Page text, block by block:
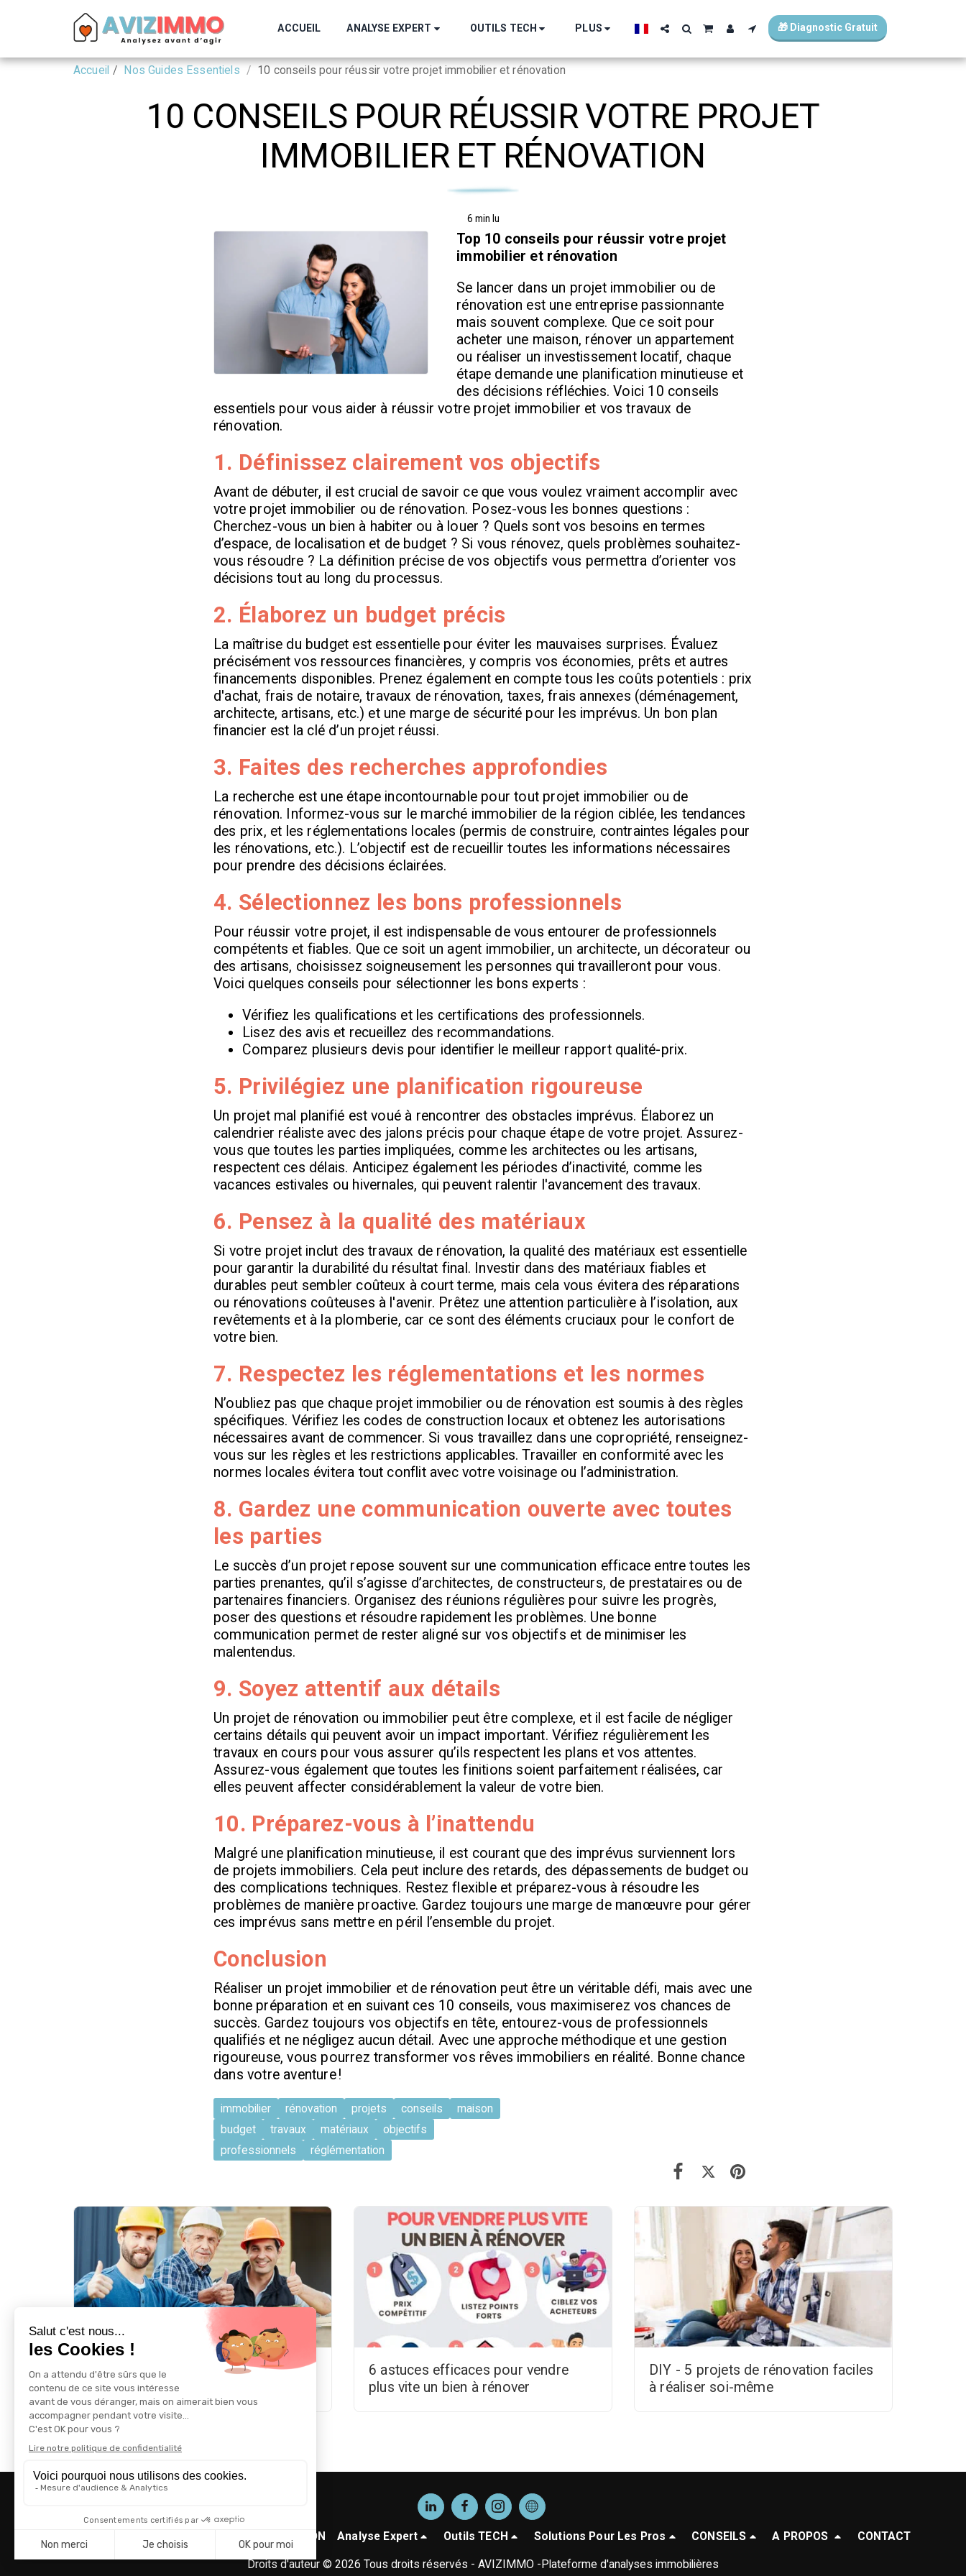
ACCUEIL ANALYSE EXPERT OUTILS TECH PLUS 🎁 Diagnostic Gratuit
Accueil Nos Guides Essentiels 10 conseils pour réussir votre projet immobilier et rénovation
10 CONSEILS POUR RÉUSSIR VOTRE PROJET
IMMOBILIER ET RÉNOVATION
6 min lu
Top 10 conseils pour réussir votre projet
immobilier et rénovation
Se lancer dans un projet immobilier ou de
rénovation est une entreprise passionnante
mais souvent complexe. Que ce soit pour
acheter une maison, rénover un appartement
ou réaliser un investissement locatif, chaque
étape demande une planification minutieuse et
des décisions réfléchies. Voici 10 conseils
essentiels pour vous aider à réussir votre projet immobilier et vos travaux de
rénovation.
1. Définissez clairement vos objectifs
Avant de débuter, il est crucial de savoir ce que vous voulez vraiment accomplir avec
votre projet immobilier ou de rénovation. Posez-vous les bonnes questions :
Cherchez-vous un bien à habiter ou à louer ? Quels sont vos besoins en termes
d’espace, de localisation et de budget ? Si vous rénovez, quels problèmes souhaitez-
vous résoudre ? La définition précise de vos objectifs vous permettra d’orienter vos
décisions tout au long du processus.
2. Élaborez un budget précis
La maîtrise du budget est essentielle pour éviter les mauvaises surprises. Évaluez
précisément vos ressources financières, y compris vos économies, prêts et autres
financements disponibles. Prenez également en compte tous les coûts potentiels : prix
d'achat, frais de notaire, travaux de rénovation, taxes, frais annexes (déménagement,
architecte, artisans, etc.) et une marge de sécurité pour les imprévus. Un bon plan
financier est la clé d’un projet réussi.
3. Faites des recherches approfondies
La recherche est une étape incontournable pour tout projet immobilier ou de
rénovation. Informez-vous sur le marché immobilier de la région ciblée, les tendances
des prix, et les réglementations locales (permis de construire, contraintes légales pour
les rénovations, etc.). L’objectif est de recueillir toutes les informations nécessaires
pour prendre des décisions éclairées.
4. Sélectionnez les bons professionnels
Pour réussir votre projet, il est indispensable de vous entourer de professionnels
compétents et fiables. Que ce soit un agent immobilier, un architecte, un décorateur ou
des artisans, choisissez soigneusement les personnes qui travailleront pour vous.
Voici quelques conseils pour sélectionner les bons experts :
Vérifiez les qualifications et les certifications des professionnels.
Lisez des avis et recueillez des recommandations.
Comparez plusieurs devis pour identifier le meilleur rapport qualité-prix.
5. Privilégiez une planification rigoureuse
Un projet mal planifié est voué à rencontrer des obstacles imprévus. Élaborez un
calendrier réaliste avec des jalons précis pour chaque étape de votre projet. Assurez-
vous que toutes les parties impliquées, comme les architectes ou les artisans,
respectent ces délais. Anticipez également les périodes d’inactivité, comme les
vacances estivales ou hivernales, qui peuvent ralentir l'avancement des travaux.
6. Pensez à la qualité des matériaux
Si votre projet inclut des travaux de rénovation, la qualité des matériaux est essentielle
pour garantir la durabilité du résultat final. Investir dans des matériaux fiables et
durables peut sembler coûteux à court terme, mais cela vous évitera des réparations
ou rénovations coûteuses à l'avenir. Prêtez une attention particulière à l’isolation, aux
revêtements et à la plomberie, car ce sont des éléments cruciaux pour le confort de
votre bien.
7. Respectez les réglementations et les normes
N’oubliez pas que chaque projet immobilier ou de rénovation est soumis à des règles
spécifiques. Vérifiez les codes de construction locaux et obtenez les autorisations
nécessaires avant de commencer. Si vous travaillez dans une copropriété, renseignez-
vous sur les règles et les restrictions applicables. Travailler en conformité avec les
normes locales évitera tout conflit avec votre voisinage ou l’administration.
8. Gardez une communication ouverte avec toutes
les parties
Le succès d’un projet repose souvent sur une communication efficace entre toutes les
parties prenantes, qu’il s’agisse d’architectes, de constructeurs, de prestataires ou de
partenaires financiers. Organisez des réunions régulières pour suivre les progrès,
poser des questions et résoudre rapidement les problèmes. Une bonne
communication permet de rester aligné sur vos objectifs et de minimiser les
malentendus.
9. Soyez attentif aux détails
Un projet de rénovation ou immobilier peut être complexe, et il est facile de négliger
certains détails qui peuvent avoir un impact important. Vérifiez régulièrement les
travaux en cours pour vous assurer qu’ils respectent les plans et vos attentes.
Assurez-vous également que toutes les finitions soient parfaitement réalisées, car
elles peuvent affecter considérablement la valeur de votre bien.
10. Préparez-vous à l’inattendu
Malgré une planification minutieuse, il est courant que des imprévus surviennent lors
de projets immobiliers. Cela peut inclure des retards, des dépassements de budget ou
des complications techniques. Restez flexible et préparez-vous à résoudre les
problèmes de manière proactive. Gardez toujours une marge de manœuvre pour gérer
ces imprévus sans mettre en péril l’ensemble du projet.
Conclusion
Réaliser un projet immobilier et de rénovation peut être un véritable défi, mais avec une
bonne préparation et en suivant ces 10 conseils, vous maximiserez vos chances de
succès. Gardez toujours vos objectifs en tête, entourez-vous de professionnels
qualifiés et ne négligez aucun détail. Avec une approche méthodique et une gestion
rigoureuse, vous pourrez transformer vos rêves immobiliers en réalité. Bonne chance
dans votre aventure !
immobilier rénovation projets conseils
maison
budget
travaux matériaux
objectifs
professionnels
réglémentation
Simplification de l’accès au label
RGE pour les artisans
6 astuces efficaces pour vendre
plus vite un bien à rénover
DIY - 5 projets de rénovation faciles
à réaliser soi-même
NOS OUTILS TECH D'AIDE A LA DECISION Analyse Expert Outils TECH Solutions Pour Les Pros CONSEILS A PROPOS CONTACT
Droits d'auteur © 2026 Tous droits réservés - AVIZIMMO -Plateforme d'analyses immobilières